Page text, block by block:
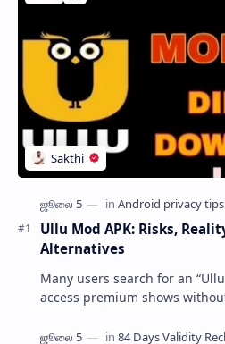
Ullu Mod APK: Risks,
Alternatives
Many users search for an
access premium shows
…